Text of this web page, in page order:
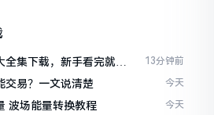
集下载，新手看完就懂
13分钟前
易？一文说清楚 今天
波场能量转换教程 今天